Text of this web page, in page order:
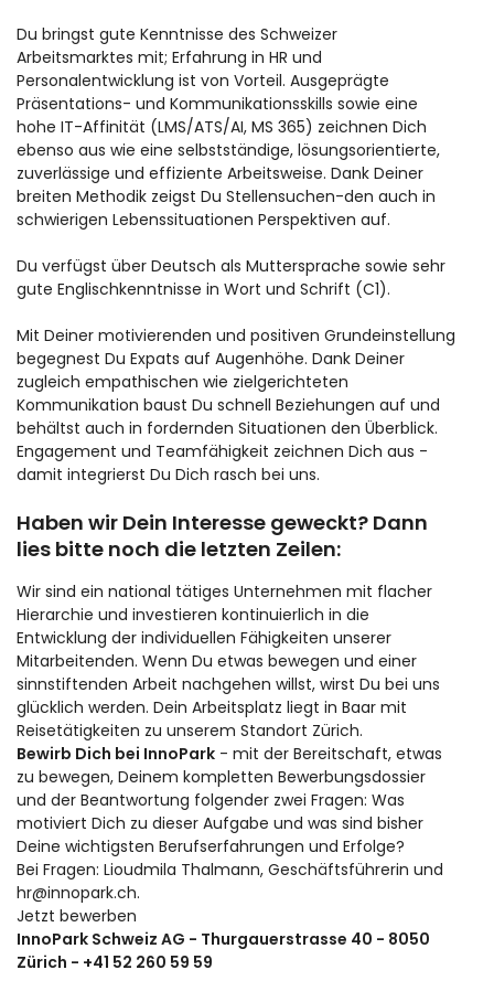
Du bringst gute Kenntnisse des Schweizer
Arbeitsmarktes mit; Erfahrung in HR und
Personalentwicklung ist von Vorteil. Ausgeprägte
Präsentations- und Kommunikationsskills sowie eine
hohe IT-Affinität (LMS/ATS/AI, MS 365) zeichnen Dich
ebenso aus wie eine selbstständige, lösungsorientierte,
zuverlässige und effiziente Arbeitsweise. Dank Deiner
breiten Methodik zeigst Du Stellensuchen-den auch in
schwierigen Lebenssituationen Perspektiven auf.
Du verfügst über Deutsch als Muttersprache sowie sehr
gute Englischkenntnisse in Wort und Schrift (C1).
Mit Deiner motivierenden und positiven Grundeinstellung
begegnest Du Expats auf Augenhöhe. Dank Deiner
zugleich empathischen wie zielgerichteten
Kommunikation baust Du schnell Beziehungen auf und
behältst auch in fordernden Situationen den Überblick.
Engagement und Teamfähigkeit zeichnen Dich aus -
damit integrierst Du Dich rasch bei uns.
Haben wir Dein Interesse geweckt? Dann
lies bitte noch die letzten Zeilen:
Wir sind ein national tätiges Unternehmen mit flacher
Hierarchie und investieren kontinuierlich in die
Entwicklung der individuellen Fähigkeiten unserer
Mitarbeitenden. Wenn Du etwas bewegen und einer
sinnstiftenden Arbeit nachgehen willst, wirst Du bei uns
glücklich werden. Dein Arbeitsplatz liegt in Baar mit
Reisetätigkeiten zu unserem Standort Zürich.
Bewirb Dich bei InnoPark - mit der Bereitschaft, etwas
zu bewegen, Deinem kompletten Bewerbungsdossier
und der Beantwortung folgender zwei Fragen: Was
motiviert Dich zu dieser Aufgabe und was sind bisher
Deine wichtigsten Berufserfahrungen und Erfolge?
Bei Fragen: Lioudmila Thalmann, Geschäftsführerin und
hr@innopark.ch.
Jetzt bewerben
InnoPark Schweiz AG - Thurgauerstrasse 40 - 8050
Zürich - +41 52 260 59 59